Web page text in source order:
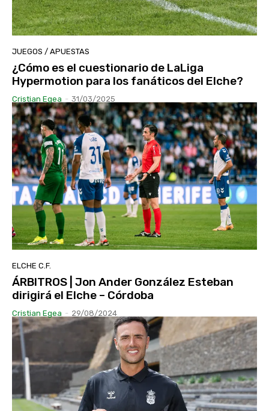
JUEGOS / APUESTAS
¿Cómo es el cuestionario de LaLiga
Hypermotion para los fanáticos del Elche?
Cristian Egea - 31/03/2025
ELCHE C.F.
ÁRBITROS | Jon Ander González Esteban
dirigirá el Elche – Córdoba
Cristian Egea - 29/08/2024